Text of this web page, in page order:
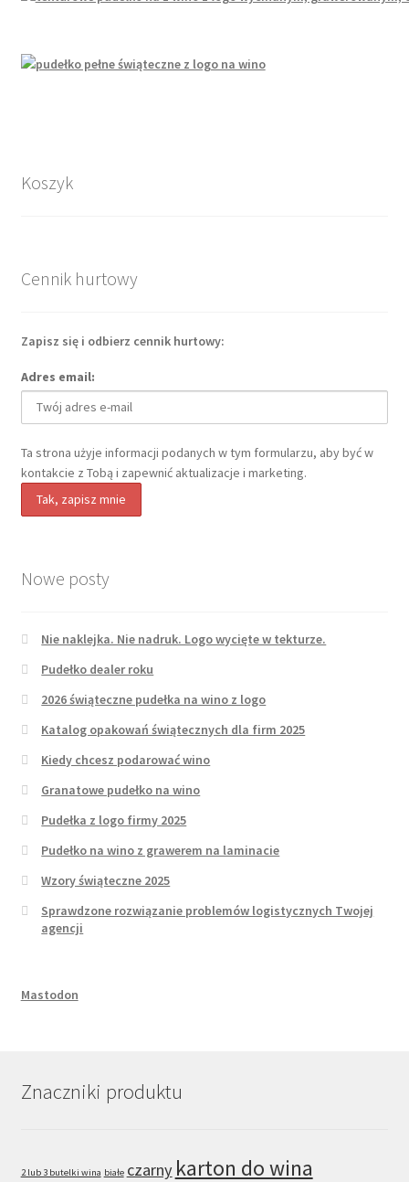
Koszyk
Cennik hurtowy
Zapisz się i odbierz cennik hurtowy:
Adres email:
Ta strona użyje informacji podanych w tym formularzu, aby być w
kontakcie z Tobą i zapewnić aktualizacje i marketing.
Nowe posty
Nie naklejka. Nie nadruk. Logo wycięte w tekturze.
Pudełko dealer roku
2026 świąteczne pudełka na wino z logo
Katalog opakowań świątecznych dla firm 2025
Kiedy chcesz podarować wino
Granatowe pudełko na wino
Pudełka z logo firmy 2025
Pudełko na wino z grawerem na laminacie
Wzory świąteczne 2025
Sprawdzone rozwiązanie problemów logistycznych Twojej
agencji
Mastodon
Znaczniki produktu
2 lub 3 butelki wina białe czarny karton do wina